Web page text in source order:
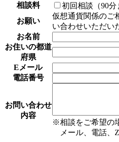
相談料
初回相談（90分
お願い
仮想通貨関係のご
い合わせいただい
お名前
お住いの都道
府県
Eメール
電話番号
お問い合わせ
内容
※相談をご希望の
メール、電話、